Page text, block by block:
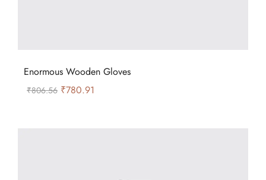
Enormous Wooden Gloves
₹806.56 ₹780.91